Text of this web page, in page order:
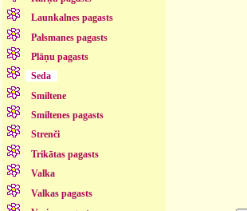
Launkalnes pagasts
Palsmanes pagasts
Plāņu pagasts
Seda
Smiltene
Smiltenes pagasts
Strenči
Trikātas pagasts
Valka
Valkas pagasts